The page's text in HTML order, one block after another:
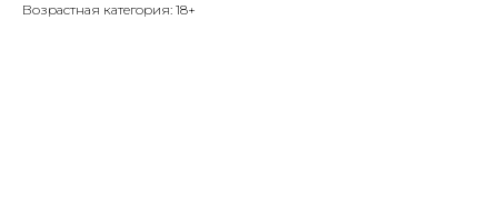
Возрастная категория: 18+